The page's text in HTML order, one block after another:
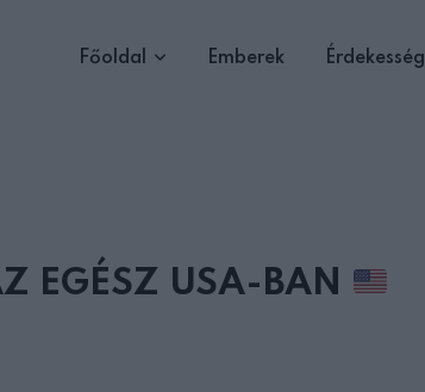
Főoldal Emberek Érdekesség
EGÉSZ USA-BAN